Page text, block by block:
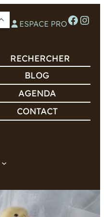
ESPACE PROFacebook Instagram
BLOG
AGENDA
CONTACT